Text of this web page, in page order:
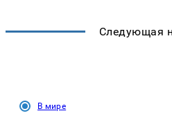
Следующая
В мире